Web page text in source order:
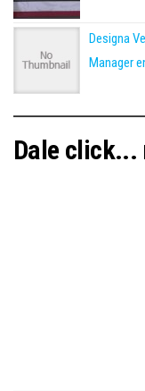
Designa
Manager
Dale click...